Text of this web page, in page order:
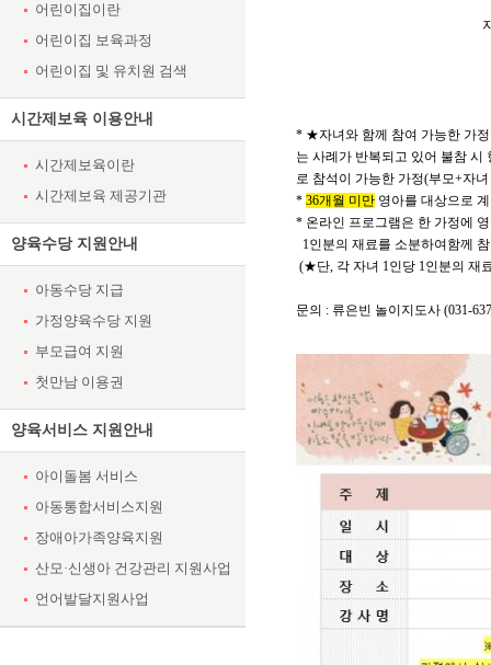
어린이집이란
어린이집 보육과정
어린이집 및 유치원 검색
시간제보육 이용안내
시간제보육이란
시간제보육 제공기관
양육수당 지원안내
아동수당 지급
가정양육수당 지원
부모급여 지원
첫만남 이용권
양육서비스 지원안내
아이돌봄 서비스
아동통합서비스지원
장애아가족양육지원
산모·신생아 건강관리 지원사업
언어발달지원사업
* ★자녀와 함께 참여 가능한 가
는 사례가 반복되고 있어 불참 시
로 참석이 가능한 가정(부모+자
* 36개월 미만 영아를 대상으로
* 온라인 프로그램은 한 가정에
1인분의 재료를 소분하여함께
(★단, 각 자녀 1인당 1인분의 재
문의 : 류은빈 놀이지도사 (031-